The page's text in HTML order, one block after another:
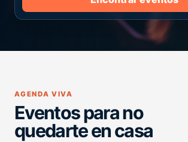
AGENDA VIVA
Eventos para no
quedarte en casa